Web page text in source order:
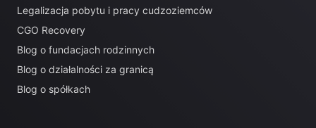
Legalizacja pobytu i pracy cudzoziemców
CGO Recovery
Blog o fundacjach rodzinnych
Blog o działalności za granicą
Blog o spółkach